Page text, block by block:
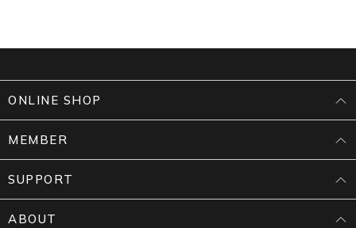
ONLINE SHOP
MEMBER
SUPPORT
ABOUT